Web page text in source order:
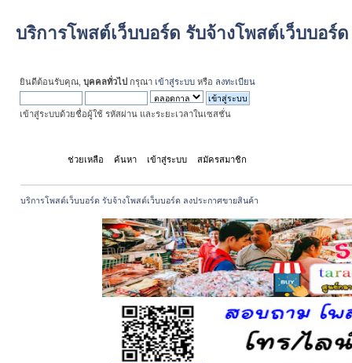
บริการโพสต์เว็บบอร์ด รับจ้างโพสต์เว็บบอร์
ยินดีต้อนรับคุณ, บุคคลทั่วไป กรุณา เข้าสู่ระบบ หรือ ลงทะเบียน
เข้าสู่ระบบด้วยชื่อผู้ใช้ รหัสผ่าน และระยะเวลาในเซสชั่น
ช่วยเหลือ ค้นหา เข้าสู่ระบบ สมัครสมาชิก
บริการโพสต์เว็บบอร์ด รับจ้างโพสต์เว็บบอร์ด ลงประกาศขายสินค้า